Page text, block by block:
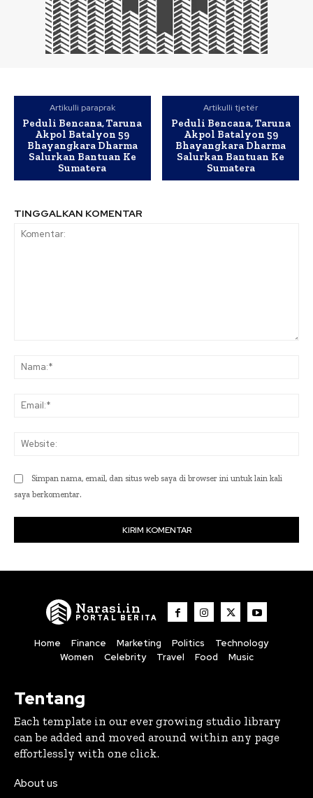
Artikulli paraprak
Peduli Bencana, Taruna
Akpol Batalyon 59
Bhayangkara Dharma
Salurkan Bantuan Ke
Sumatera
Artikulli tjetër
Peduli Bencana, Taruna
Akpol Batalyon 59
Bhayangkara Dharma
Salurkan Bantuan Ke
Sumatera
TINGGALKAN KOMENTAR
Simpan nama, email, dan situs web saya di browser ini untuk lain kali
saya berkomentar.
Narasi.in
PORTAL BERITA
Home Finance Marketing Politics
Technology
Women
Celebrity Travel Food Music
Tentang
Each template in our ever growing studio library
can be added and moved around within any page
effortlessly with one click.
About us